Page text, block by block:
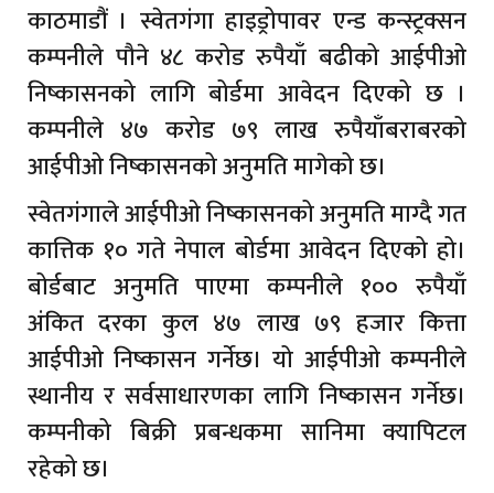
काठमाडौं । स्वेतगंगा हाइड्रोपावर एन्ड कन्स्ट्रक्सन
कम्पनीले पौने ४८ करोड रुपैयाँ बढीको आईपीओ
निष्कासनको लागि बोर्डमा आवेदन दिएको छ ।
कम्पनीले ४७ करोड ७९ लाख रुपैयाँबराबरको
आईपीओ निष्कासनको अनुमति मागेको छ।
स्वेतगंगाले आईपीओ निष्कासनको अनुमति माग्दै गत
कात्तिक १० गते नेपाल बोर्डमा आवेदन दिएको हो।
बोर्डबाट अनुमति पाएमा कम्पनीले १०० रुपैयाँ
अंकित दरका कुल ४७ लाख ७९ हजार कित्ता
आईपीओ निष्कासन गर्नेछ। यो आईपीओ कम्पनीले
स्थानीय र सर्वसाधारणका लागि निष्कासन गर्नेछ।
कम्पनीको बिक्री प्रबन्धकमा सानिमा क्यापिटल
रहेको छ।